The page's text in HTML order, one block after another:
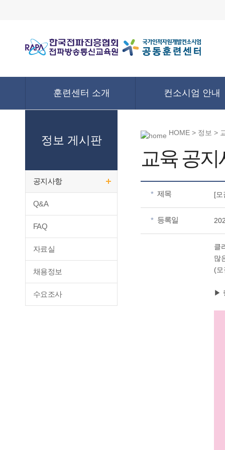
훈련센터 소개 컨소시엄 안내
정보 게시판
공지사항
Q&A
FAQ
자료실
채용정보
수요조사
HOME > 정보 >
교육 공지
* 제목 [모
* 등록일
클
많
(
▶